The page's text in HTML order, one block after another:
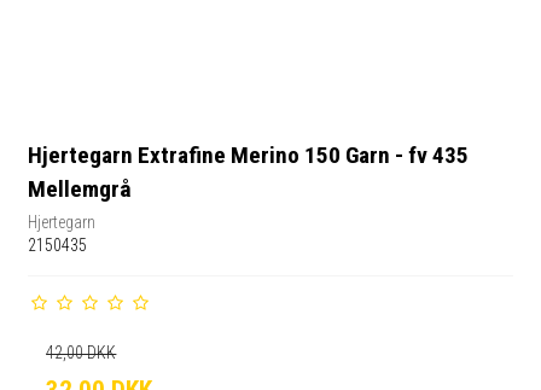
Hjertegarn Extrafine Merino 150 Garn - fv 435
Mellemgrå
Hjertegarn
2150435
42,00 DKK